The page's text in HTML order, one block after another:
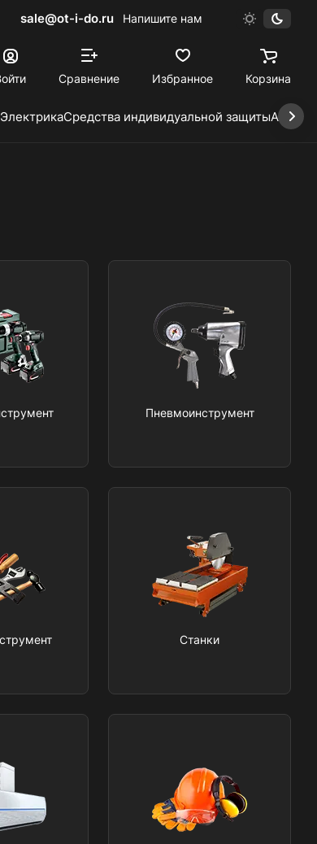
sale@ot-i-do.ru Напишите нам
Сравнение Избранное Корзина
ЭлектрикаСредства индивидуальной защиты
Пневмоинструмент
Станки